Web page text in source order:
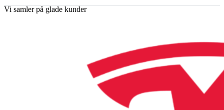
Vi samler på glade kunder